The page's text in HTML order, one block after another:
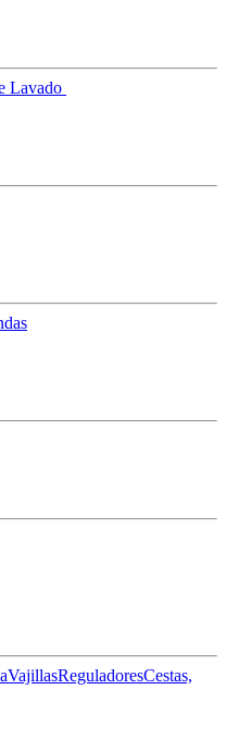
Lavado
VajillasReguladoresCestas,